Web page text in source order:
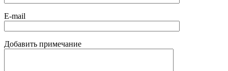
E-mail
Добавить примечание